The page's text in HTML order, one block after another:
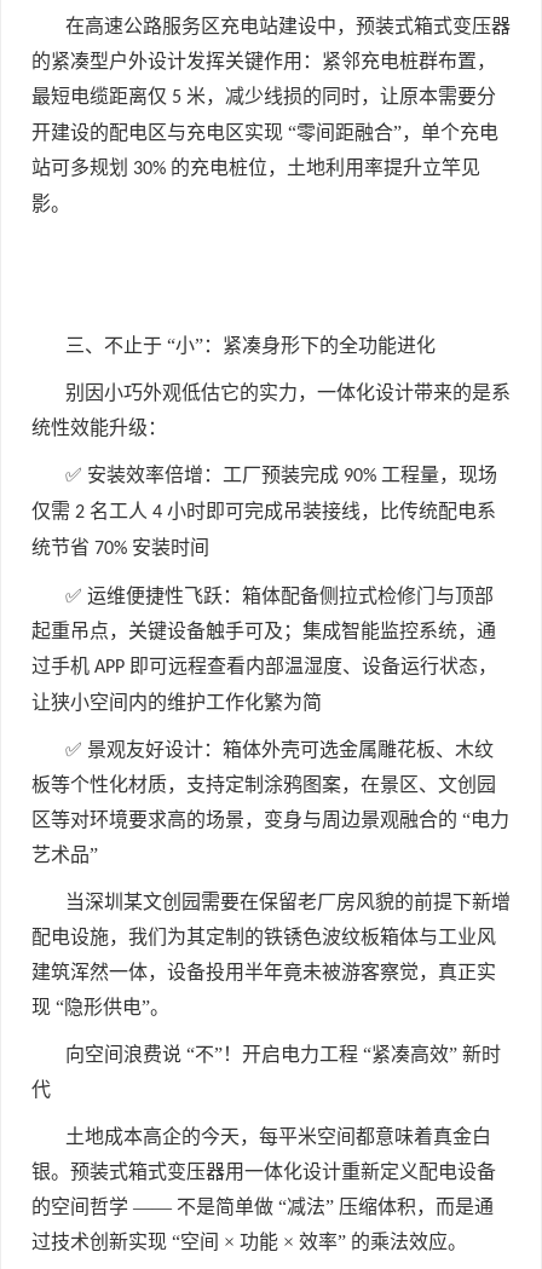
在高速公路服务区充电站建设中，预装式箱式变压器
的紧凑型户外设计发挥关键作用：紧邻充电桩群布置，
最短电缆距离仅 5 米，减少线损的同时，让原本需要分
开建设的配电区与充电区实现 “零间距融合”，单个充电
站可多规划 30% 的充电桩位，土地利用率提升立竿见
影。
三、不止于 “小”：紧凑身形下的全功能进化
别因小巧外观低估它的实力，一体化设计带来的是系
统性效能升级：
✅ 安装效率倍增：工厂预装完成 90% 工程量，现场
仅需 2 名工人 4 小时即可完成吊装接线，比传统配电系
统节省 70% 安装时间
✅ 运维便捷性飞跃：箱体配备侧拉式检修门与顶部
起重吊点，关键设备触手可及；集成智能监控系统，通
过手机 APP 即可远程查看内部温湿度、设备运行状态，
让狭小空间内的维护工作化繁为简
✅ 景观友好设计：箱体外壳可选金属雕花板、木纹
板等个性化材质，支持定制涂鸦图案，在景区、文创园
区等对环境要求高的场景，变身与周边景观融合的 “电力
艺术品”
当深圳某文创园需要在保留老厂房风貌的前提下新增
配电设施，我们为其定制的铁锈色波纹板箱体与工业风
建筑浑然一体，设备投用半年竟未被游客察觉，真正实
现 “隐形供电”。
向空间浪费说 “不”！开启电力工程 “紧凑高效” 新时
代
土地成本高企的今天，每平米空间都意味着真金白
银。预装式箱式变压器用一体化设计重新定义配电设备
的空间哲学 —— 不是简单做 “减法” 压缩体积，而是通
过技术创新实现 “空间 × 功能 × 效率” 的乘法效应。